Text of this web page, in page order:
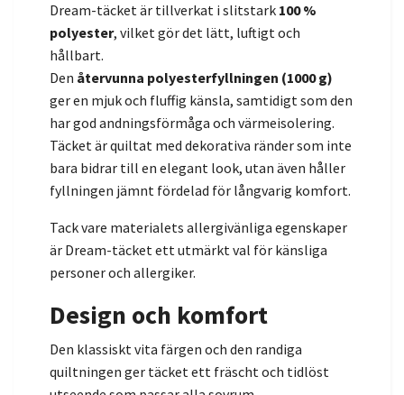
Dream-täcket är tillverkat i slitstark 100 %
polyester, vilket gör det lätt, luftigt och
hållbart.
Den återvunna polyesterfyllningen (1000 g)
ger en mjuk och fluffig känsla, samtidigt som den
har god andningsförmåga och värmeisolering.
Täcket är quiltat med dekorativa ränder som inte
bara bidrar till en elegant look, utan även håller
fyllningen jämnt fördelad för långvarig komfort.
Tack vare materialets allergivänliga egenskaper
är Dream-täcket ett utmärkt val för känsliga
personer och allergiker.
Design och komfort
Den klassiskt vita färgen och den randiga
quiltningen ger täcket ett fräscht och tidlöst